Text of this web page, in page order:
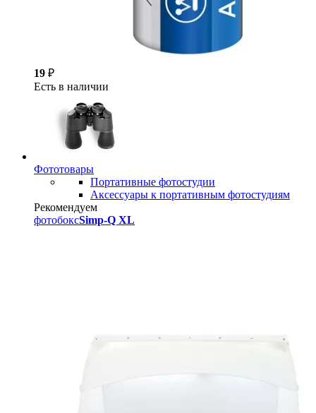
19 ₽
Есть в наличии
Фототовары
Портативные фотостудии
Аксессуары к портативным фотостудиям
Рекомендуем
фотобоксSimp-Q XL